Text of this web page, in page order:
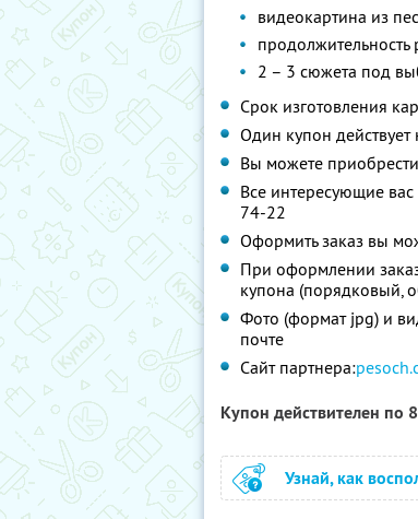
видеокартина из
2 – 3 сюжета под
Срок изготовления
Один купон
Вы можете
Все интересующие
74-22
Оформить заказ вы
При оформлении
купона (порядковый,
Фото (формат jpg) и
почте
Сайт партнера:
Купон действителен по
Узнай, как